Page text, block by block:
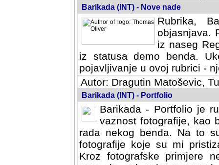
Barikada (INT) - Nove nade
Rubrika,
objasnjava.
iz naseg
iz statusa demo benda.
pojavljivanje u ovoj rubrici -
Autor: Dragutin Matoševic,
Barikada (INT) - Portfolio
Barikada - Portfolio je
vaznost fotografije, kao
rada nekog benda. Na to
fotografije koje su mi
fotografske primjere